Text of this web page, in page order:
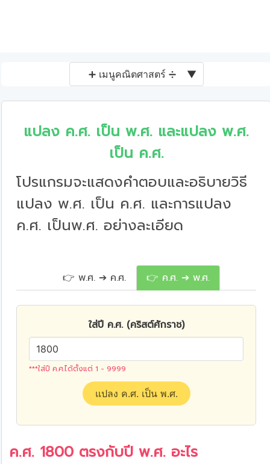
➕ เมนูคณิตศาสตร์ ➗ ▼
แปลง ค.ศ. เป็น พ.ศ. และแปลง พ.ศ.
เป็น ค.ศ.
โปรแกรมจะแสดงคำตอบและอธิบายวิธี
แปลง พ.ศ. เป็น ค.ศ. และการแปลง
ค.ศ. เป็นพ.ศ. อย่างละเอียด
👉 พ.ศ. ➔ ค.ศ. 👉 ค.ศ. ➔ พ.ศ.
ใส่ปี ค.ศ. (คริสต์ศักราช)
***ใส่ปี ค.ศ.ได้ตั้งแต่ 1 - 9999
แปลง ค.ศ. เป็น พ.ศ.
ค.ศ. 1800 ตรงกับปี พ.ศ. อะไร